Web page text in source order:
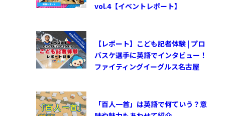
vol.4【イベントレポート】
【レポート】こども記者体験 | プロ
バスケ選手に英語でインタビュー！
ファイティングイーグルス名古屋
「百人一首」は英語で何ていう？意